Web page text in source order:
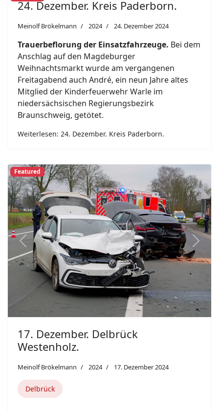
24. Dezember. Kreis Paderborn.
Meinolf Brökelmann 2024 24. Dezember 2024
Trauerbeflorung der Einsatzfahrzeuge. Bei dem
Anschlag auf den Magdeburger
Weihnachtsmarkt wurde am vergangenen
Freitagabend auch André, ein neun Jahre altes
Mitglied der Kinderfeuerwehr Warle im
niedersächsischen Regierungsbezirk
Braunschweig, getötet.
Weiterlesen: 24. Dezember. Kreis Paderborn.
Previous Next
Featured
17. Dezember. Delbrück
Westenholz.
Meinolf Brökelmann 2024 17. Dezember 2024
Delbrück